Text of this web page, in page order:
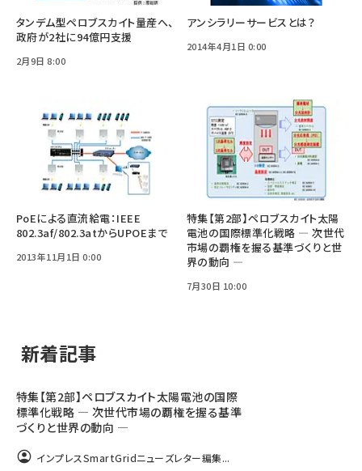
タンデム型ペロブスカイト量産へ、
政府が2社に94億円支援
2月9日 8:00
アンシラリーサービスとは？
2014年4月1日 0:00
PoEによる直流給電：IEEE
802.3af/802.3atからUPOEまで
2013年11月1日 0:00
特集【第2部】ペロブスカイト太陽
電池の国際標準化戦略 ― 次世代
市場の覇権を握る基準づくりと世
界の動向 ―
7月30日 10:00
新着記事
特集【第2部】ペロブスカイト太陽電池の国際
標準化戦略 ― 次世代市場の覇権を握る基準
づくりと世界の動向 ―
インプレスSmartGridニューズレター編集...